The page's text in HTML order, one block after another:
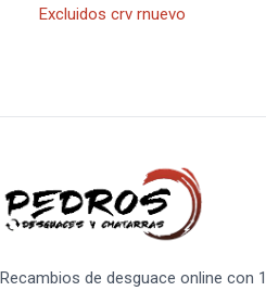
Excluidos crv rnuevo
Recambios de desguace online con